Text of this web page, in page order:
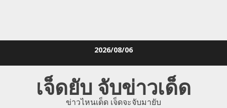
2026/08/06
เจ็ดยับ จับข่าวเด็ด
ข่าวไหนเด็ด เจ็ดจะจับมายับ